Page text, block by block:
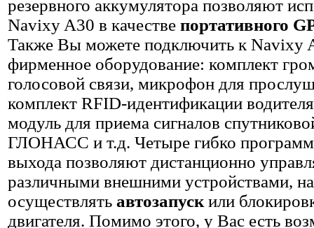
резервного аккумулятора позволяют
Navixy A30 в качестве портативного
Также Вы можете подключить к Navixy
фирменное оборудование: комплект
голосовой связи, микрофон для
комплект RFID-идентификации
модуль для приема сигналов
ГЛОНАСС и т.д. Четыре гибко
выхода позволяют дистанционно
различными внешними устройствами,
осуществлять автозапуск или
двигателя. Помимо этого, у Вас есть